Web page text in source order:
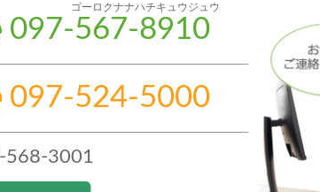
097-567-8910
ゴーロクナナハチキュウジュウ
097-524-5000
568-3001